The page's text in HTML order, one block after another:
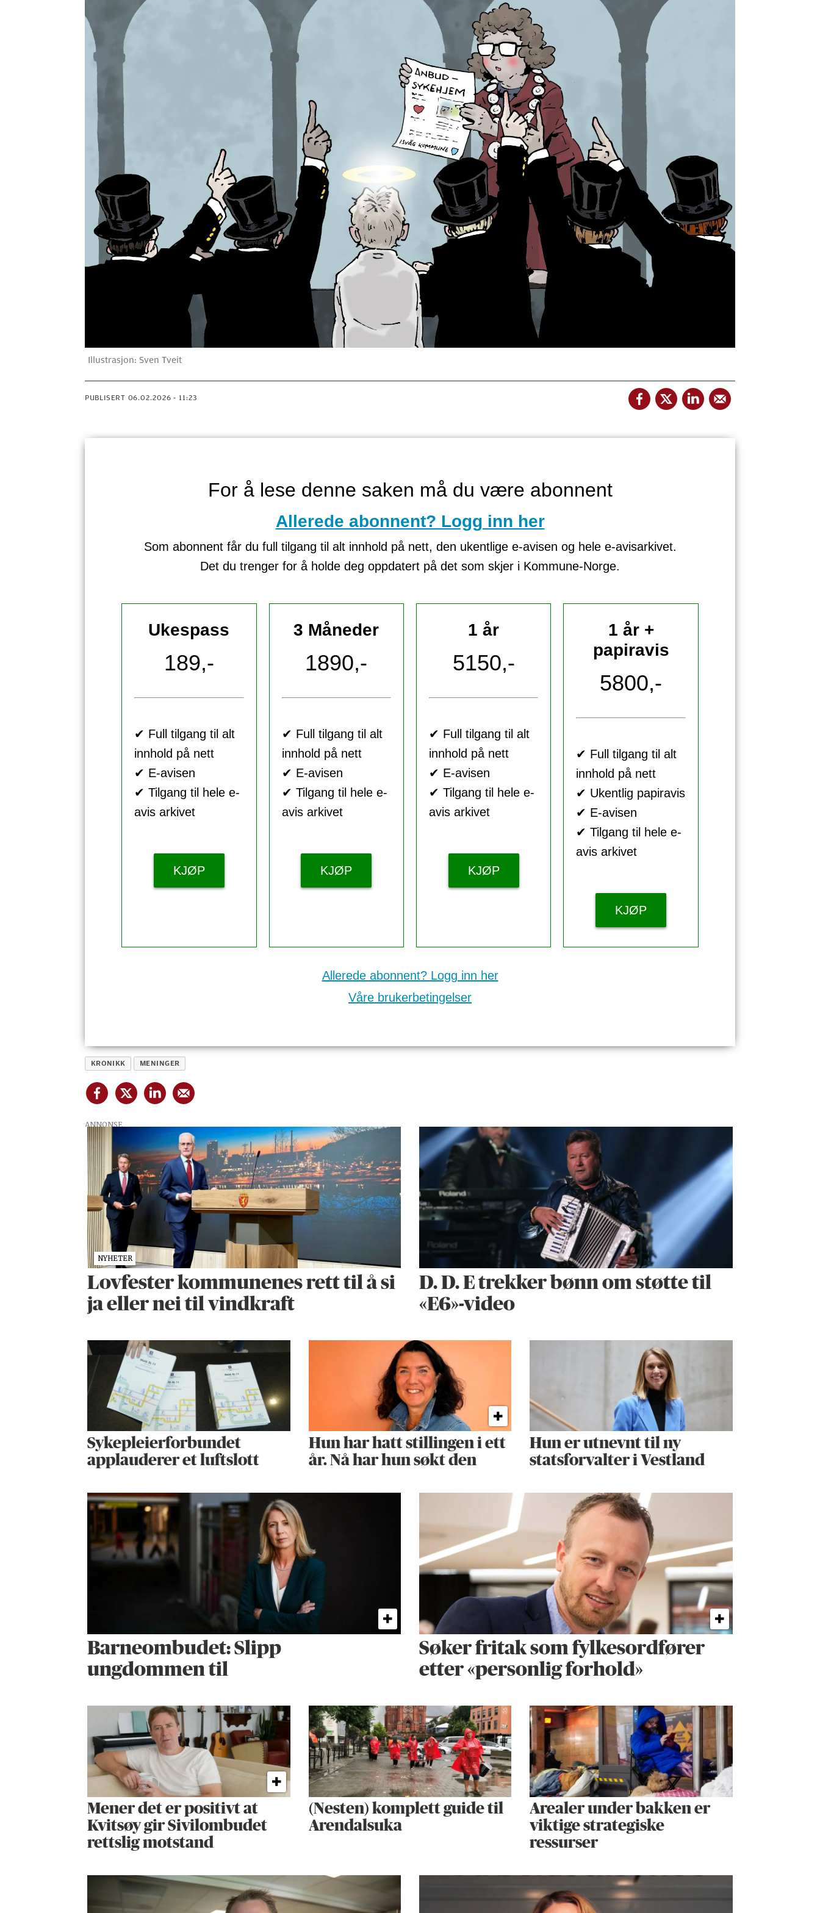
Illustrasjon: Sven Tveit
PUBLISERT 06.02.2026 - 11:23
For å lese denne saken må du være abonnent
Allerede abonnent? Logg inn her
Som abonnent får du full tilgang til alt innhold på nett, den ukentlige e-avisen og hele e-avisarkivet.
Det du trenger for å holde deg oppdatert på det som skjer i Kommune-Norge.
Ukespass
189,-
✔ Full tilgang til alt
innhold på nett
✔ E-avisen
✔ Tilgang til hele e-
avis arkivet
KJØP
3 Måneder
1890,-
✔ Full tilgang til alt
innhold på nett
✔ E-avisen
✔ Tilgang til hele e-
avis arkivet
KJØP
1 år
5150,-
✔ Full tilgang til alt
innhold på nett
✔ E-avisen
✔ Tilgang til hele e-
avis arkivet
KJØP
1 år +
papiravis
5800,-
✔ Full tilgang til alt
innhold på nett
✔ Ukentlig papiravis
✔ E-avisen
✔ Tilgang til hele e-
avis arkivet
KJØP
Allerede abonnent? Logg inn her
Våre brukerbetingelser
KRONIKK MENINGER
ANNONSE
NYHETER
Lovfester kommunenes rett til å si
ja eller nei til vindkraft
D. D. E trekker bønn om støtte til
«E6»-video
Sykepleier­forbundet
applauderer et luftslott
Hun har hatt stillingen i ett
år. Nå har hun søkt den
Hun er utnevnt til ny
statsforvalter i Vestland
Barneombudet: Slipp
ungdommen til
Søker fritak som fylkes­ordfører
etter «personlig forhold»
Mener det er positivt at
Kvitsøy gir Sivilombudet
rettslig motstand
(Nesten) komplett guide til
Arendalsuka
Arealer under bakken er
viktige strategiske
ressurser